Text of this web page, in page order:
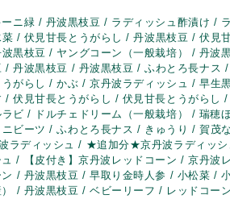
ニ緑 / 丹波黒枝豆 / ラディッシュ酢漬け /
/ 伏見甘長とうがらし / 丹波黒枝豆 / 伏見
黒枝豆 / ヤングコーン（一般栽培） / 丹波
/ 丹波黒枝豆 / 丹波黒枝豆 / ふわとろ長ナス
がらし / かぶ / 京丹波ラディッシュ / 早生
/ 伏見甘長とうがらし / 伏見甘長とうがらし /
ビ / ドルチェドリーム（一般栽培） / 瑞穂
ビーツ / ふわとろ長ナス / きゅうり / 賀茂
ラディッシュ / ★追加分★京丹波ラディッ
/ 【皮付き】京丹波レッドコーン / 京丹波
ン / 丹波黒枝豆 / 早取り金時人参 / 小松菜 /
/ 丹波黒枝豆 / ベビーリーフ / レッドコー